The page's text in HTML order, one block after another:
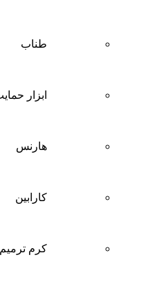
طناب
ابزار
هارنس
کارابین
کرم ترمیم